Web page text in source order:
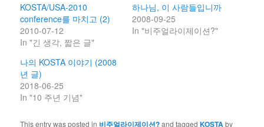
KOSTA/USA-2010
conference를 마치고 (2)
2010-07-12
In "긴 생각, 짧은 글"
하나님, 이 사람들입니까
2008-09-25
In "비주얼라이제이션?"
나의 KOSTA 이야기 (2008
년 글)
2018-06-25
In "10 주년 기념"
This entry was posted in 비주얼라이제이션?and taggedKOSTAby